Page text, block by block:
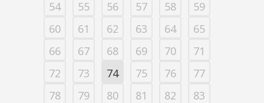
54
55 56 57 58
59
60
61 62 63 64
65
66
67 68 69 70
71
72
73 74 75 76
77
78
79 80 81 82
83